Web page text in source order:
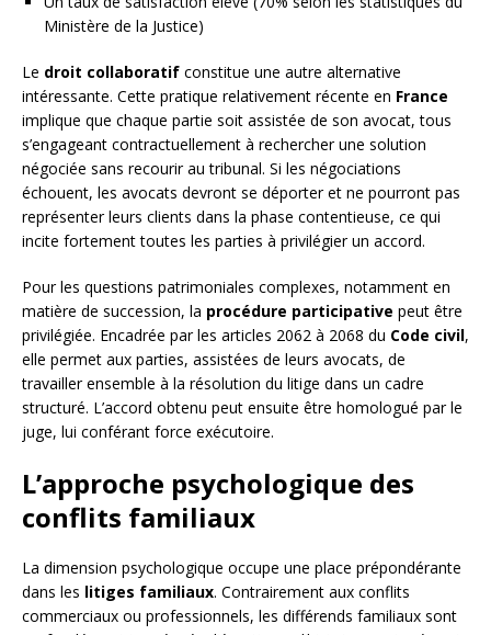
Ministère de la Justice)
Le droit collaboratif constitue une autre alternative
intéressante. Cette pratique relativement récente en France
implique que chaque partie soit assistée de son avocat, tous
s’engageant contractuellement à rechercher une solution
négociée sans recourir au tribunal. Si les négociations
échouent, les avocats devront se déporter et ne pourront pas
représenter leurs clients dans la phase contentieuse, ce qui
incite fortement toutes les parties à privilégier un accord.
Pour les questions patrimoniales complexes, notamment en
matière de succession, la procédure participative peut être
privilégiée. Encadrée par les articles 2062 à 2068 du Code civil,
elle permet aux parties, assistées de leurs avocats, de
travailler ensemble à la résolution du litige dans un cadre
structuré. L’accord obtenu peut ensuite être homologué par le
juge, lui conférant force exécutoire.
L’approche psychologique des
conflits familiaux
La dimension psychologique occupe une place prépondérante
dans les litiges familiaux. Contrairement aux conflits
commerciaux ou professionnels, les différends familiaux sont